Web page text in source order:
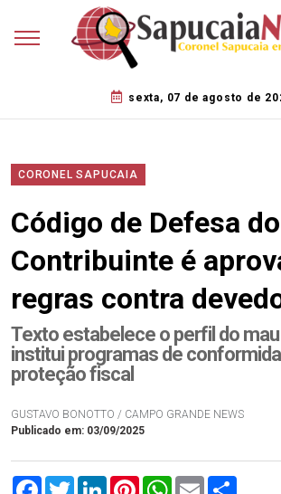
sexta, 07 de agosto de
CORONEL SAPUCAIA
Código de Defesa do
Contribuinte é
regras contra
Texto estabelece o perfil do
institui programas de
proteção fiscal
GUSTAVO BONOTTO / CAMPO GRANDE NEWS
Publicado em: 03/09/2025
FacebookTwitterLinkedInPinterestWhatsApp
Email